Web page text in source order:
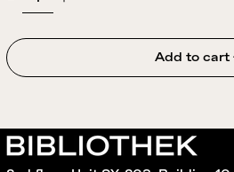
Add to cart